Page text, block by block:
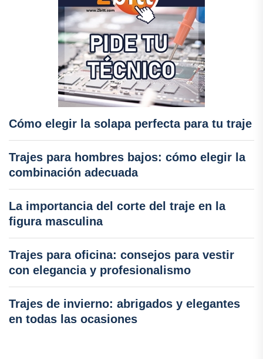
Cómo elegir la solapa perfecta para tu traje
Trajes para hombres bajos: cómo elegir la
combinación adecuada
La importancia del corte del traje en la
figura masculina
Trajes para oficina: consejos para vestir
con elegancia y profesionalismo
Trajes de invierno: abrigados y elegantes
en todas las ocasiones